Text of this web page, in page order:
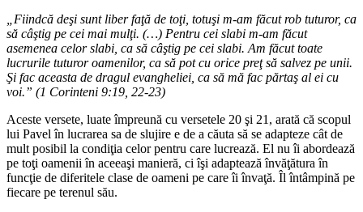
„Fiindcă deşi sunt liber faţă de toţi, totuşi m-am făcut rob tuturor, ca
să câştig pe cei mai mulţi. (…) Pentru cei slabi m-am făcut
asemenea celor slabi, ca să câştig pe cei slabi. Am făcut toate
lucrurile tuturor oamenilor, ca să pot cu orice preţ să salvez pe unii.
Şi fac aceasta de dragul evangheliei, ca să mă fac părtaş al ei cu
voi.” (1 Corinteni 9:19, 22-23)
Aceste versete, luate împreună cu versetele 20 şi 21, arată că scopul
lui Pavel în lucrarea sa de slujire e de a căuta să se adapteze cât de
mult posibil la condiţia celor pentru care lucrează. El nu îi abordează
pe toţi oamenii în aceeaşi manieră, ci îşi adaptează învăţătura în
funcţie de diferitele clase de oameni pe care îi învaţă. Îl întâmpină pe
fiecare pe terenul său.